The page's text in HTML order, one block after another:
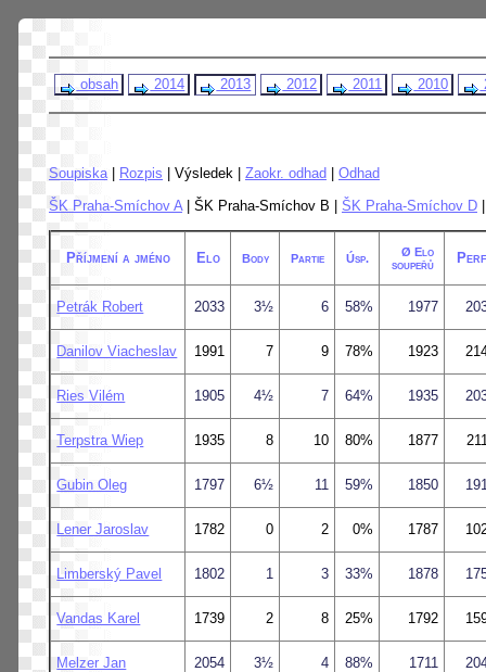
obsah 2014 2013 2012 2011 2010
Soupiska Rozpis | Výsledek | Zaokr. odhad
Odhad
ŠK Praha-Smíchov A | ŠK Praha-Smíchov B | ŠK Praha-Smíchov D
Příjmení a jméno Elo Body Partie Úsp.
Ø Elo
soupeřů
Petrák Robert 2033 3½ 6 58% 1977
Danilov Viacheslav 1991 7 9 78% 1923
Ries Vilém 1905 4½ 7 64% 1935
Terpstra Wiep 1935 8 10 80% 1877
Gubin Oleg 1797 6½ 11 59% 1850
Lener Jaroslav 1782 0 2 0% 1787
Limberský Pavel 1802 1 3 33% 1878
Vandas Karel 1739 2 8 25% 1792
Melzer Jan 2054 3½ 4 88% 1711